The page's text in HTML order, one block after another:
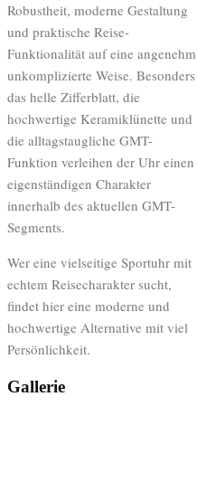
Robustheit, moderne Gestaltung
und praktische Reise-
Funktionalität auf eine angenehm
unkomplizierte Weise. Besonders
das helle Zifferblatt, die
hochwertige Keramiklünette und
die alltagstaugliche GMT-
Funktion verleihen der Uhr einen
eigenständigen Charakter
innerhalb des aktuellen GMT-
Segments.
Wer eine vielseitige Sportuhr mit
echtem Reisecharakter sucht,
findet hier eine moderne und
hochwertige Alternative mit viel
Persönlichkeit.
Gallerie